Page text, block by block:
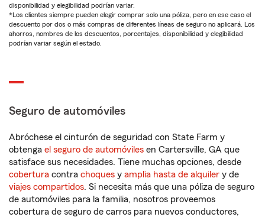
disponibilidad y elegibilidad podrían variar.
*Los clientes siempre pueden elegir comprar solo una póliza, pero en ese caso el
descuento por dos o más compras de diferentes líneas de seguro no aplicará. Los
ahorros, nombres de los descuentos, porcentajes, disponibilidad y elegibilidad
podrían variar según el estado.
Seguro de automóviles
Abróchese el cinturón de seguridad con State Farm y
obtenga el seguro de automóviles en Cartersville, GA que
satisface sus necesidades. Tiene muchas opciones, desde
cobertura contra choques y amplia hasta de alquiler y de
viajes compartidos. Si necesita más que una póliza de seguro
de automóviles para la familia, nosotros proveemos
cobertura de seguro de carros para nuevos conductores,